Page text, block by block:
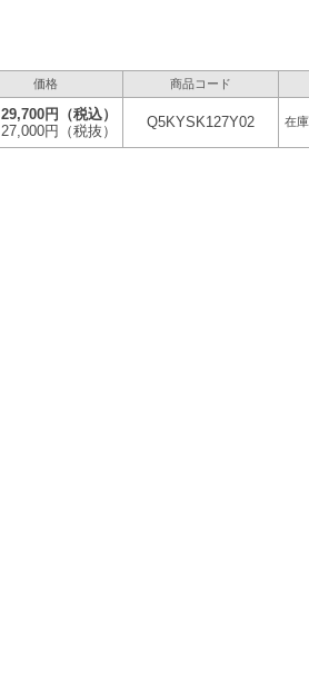
価格 商品コード
29,700円
（税込）
27,000円
（税抜）
Q5KYSK127Y02 在